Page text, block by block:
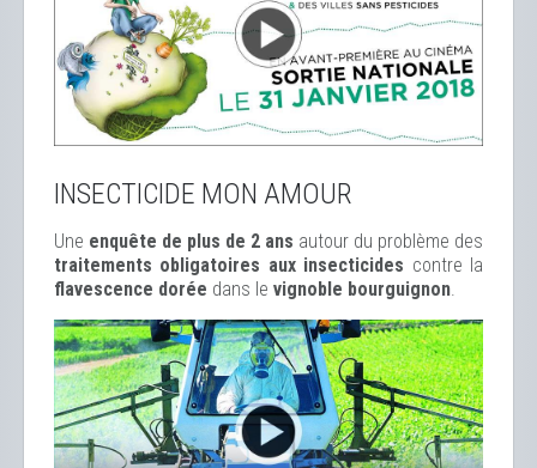
INSECTICIDE MON AMOUR
Une enquête de plus de 2 ans autour du problème des
traitements obligatoires aux insecticides contre la
flavescence dorée dans le vignoble bourguignon.